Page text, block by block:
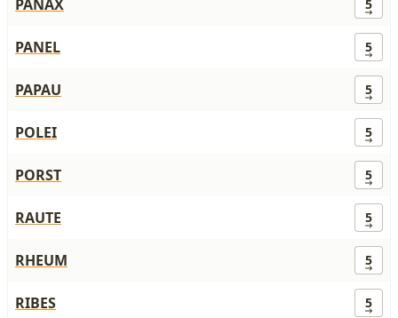
PANAX 5
PANEL 5
PAPAU 5
POLEI 5
PORST 5
RAUTE 5
RHEUM 5
RIBES 5